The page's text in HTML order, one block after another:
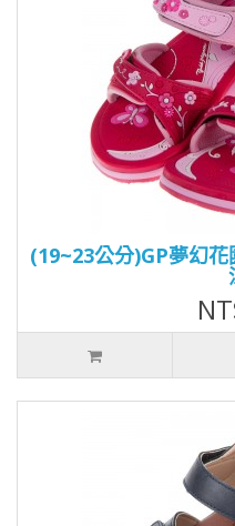
(19~23公分)GP夢幻